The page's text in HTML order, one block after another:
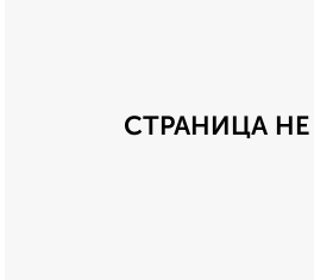
СТРАНИЦА